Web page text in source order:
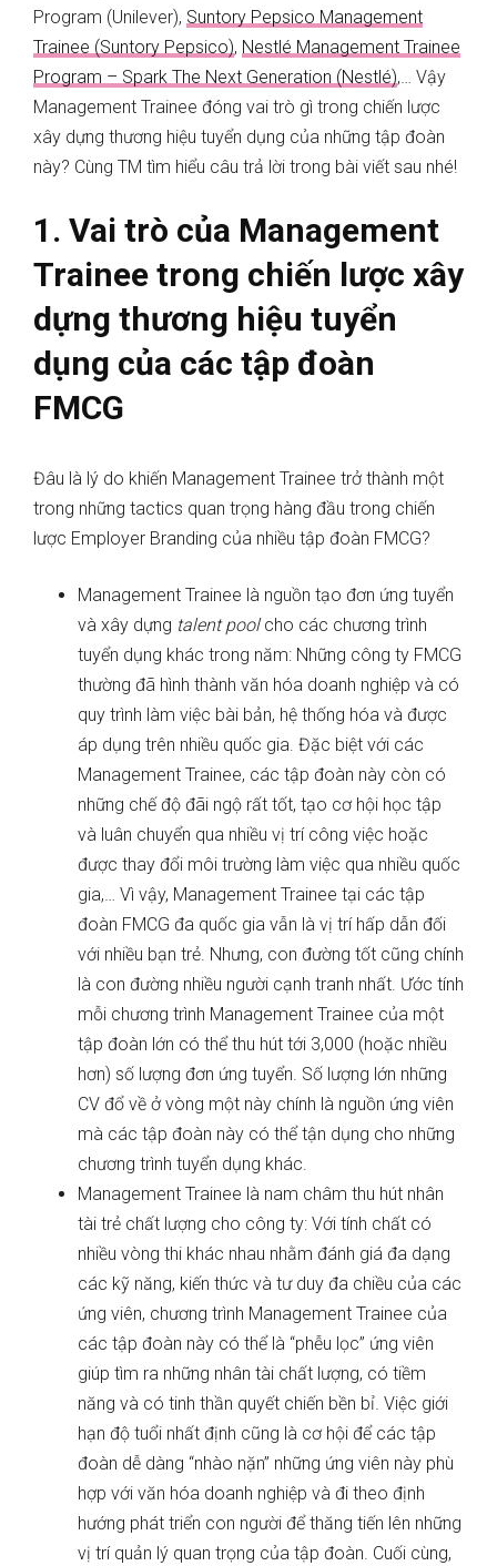
Program (Unilever), Suntory Pepsico Management
Trainee (Suntory Pepsico), Nestlé Management Trainee
Program – Spark The Next Generation (Nestlé),… Vậy
Management Trainee đóng vai trò gì trong chiến lược
xây dựng thương hiệu tuyển dụng của những tập đoàn
này? Cùng TM tìm hiểu câu trả lời trong bài viết sau nhé!
1. Vai trò của Management
Trainee trong chiến lược xây
dựng thương hiệu tuyển
dụng của các tập đoàn
FMCG
Đâu là lý do khiến Management Trainee trở thành một
trong những tactics quan trọng hàng đầu trong chiến
lược Employer Branding của nhiều tập đoàn FMCG?
Management Trainee là nguồn tạo đơn ứng tuyển
và xây dựng talent poolcho các chương trình
tuyển dụng khác trong năm: Những công ty FMCG
thường đã hình thành văn hóa doanh nghiệp và có
quy trình làm việc bài bản, hệ thống hóa và được
áp dụng trên nhiều quốc gia. Đặc biệt với các
Management Trainee, các tập đoàn này còn có
những chế độ đãi ngộ rất tốt, tạo cơ hội học tập
và luân chuyển qua nhiều vị trí công việc hoặc
được thay đổi môi trường làm việc qua nhiều quốc
gia,… Vì vậy, Management Trainee tại các tập
đoàn FMCG đa quốc gia vẫn là vị trí hấp dẫn đối
với nhiều bạn trẻ. Nhưng, con đường tốt cũng chính
là con đường nhiều người cạnh tranh nhất. Ước tính
mỗi chương trình Management Trainee của một
tập đoàn lớn có thể thu hút tới 3,000 (hoặc nhiều
hơn) số lượng đơn ứng tuyển. Số lượng lớn những
CV đổ về ở vòng một này chính là nguồn ứng viên
mà các tập đoàn này có thể tận dụng cho những
chương trình tuyển dụng khác.
Management Trainee là nam châm thu hút nhân
tài trẻ chất lượng cho công ty: Với tính chất có
nhiều vòng thi khác nhau nhằm đánh giá đa dạng
các kỹ năng, kiến thức và tư duy đa chiều của các
ứng viên, chương trình Management Trainee của
các tập đoàn này có thể là “phễu lọc” ứng viên
giúp tìm ra những nhân tài chất lượng, có tiềm
năng và có tinh thần quyết chiến bền bỉ. Việc giới
hạn độ tuổi nhất định cũng là cơ hội để các tập
đoàn dễ dàng “nhào nặn” những ứng viên này phù
hợp với văn hóa doanh nghiệp và đi theo định
hướng phát triển con người để thăng tiến lên những
vị trí quản lý quan trọng của tập đoàn. Cuối cùng,